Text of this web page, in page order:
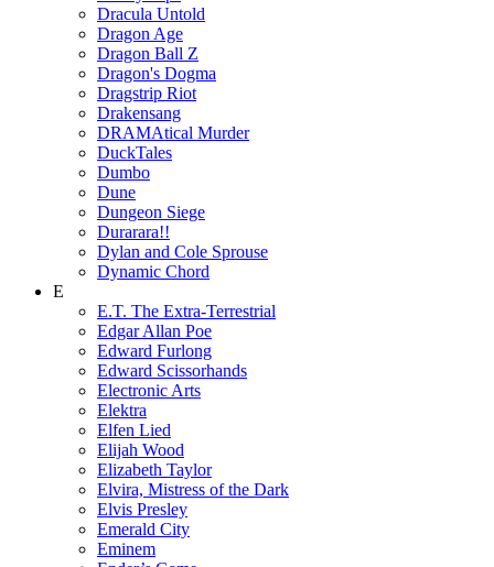
Dracula Untold
Dragon Age
Dragon Ball Z
Dragon's Dogma
Dragstrip Riot
Drakensang
DRAMAtical Murder
DuckTales
Dumbo
Dune
Dungeon Siege
Durarara!!
Dylan and Cole Sprouse
Dynamic Chord
E
E.T. The Extra-Terrestrial
Edgar Allan Poe
Edward Furlong
Edward Scissorhands
Electronic Arts
Elektra
Elfen Lied
Elijah Wood
Elizabeth Taylor
Elvira, Mistress of the Dark
Elvis Presley
Emerald City
Eminem